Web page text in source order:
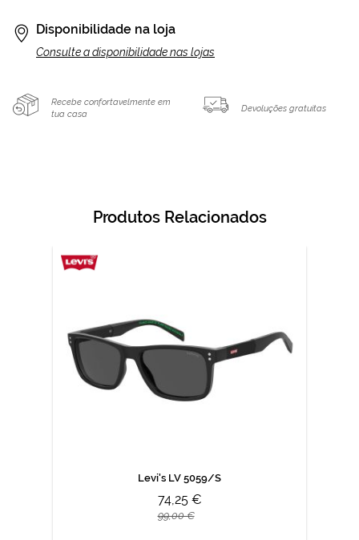
Disponibilidade na loja
Consulte a disponibilidade nas lojas
Recebe confortavelmente em
tua casa
Devoluções gratuitas
Produtos Relacionados
Levi's LV 5059/S
74,25 €
99,00 €